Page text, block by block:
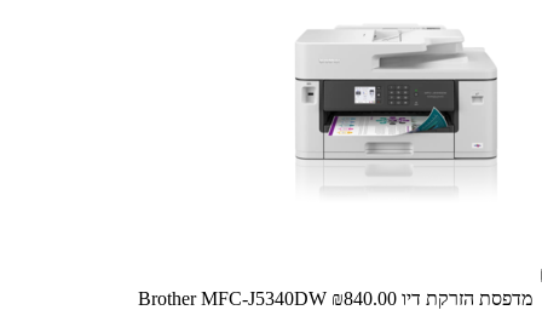
מדפסת ‏הזרקת דיו Brother MFC-J5340DW ₪840.00